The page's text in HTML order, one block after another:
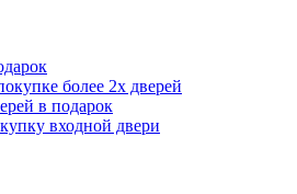
более 2х дверей
в подарок
входной двери